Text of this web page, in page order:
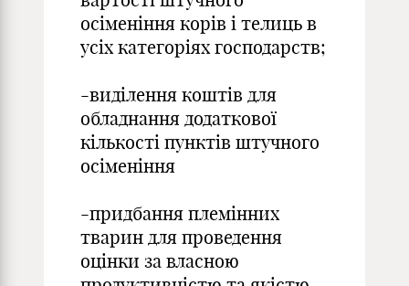
осіменіння корів і телиць в
усіх категоріях господарств;
-виділення коштів для
обладнання додаткової
кількості пунктів штучного
осіменіння
-придбання племінних
тварин для проведення
оцінки за власною